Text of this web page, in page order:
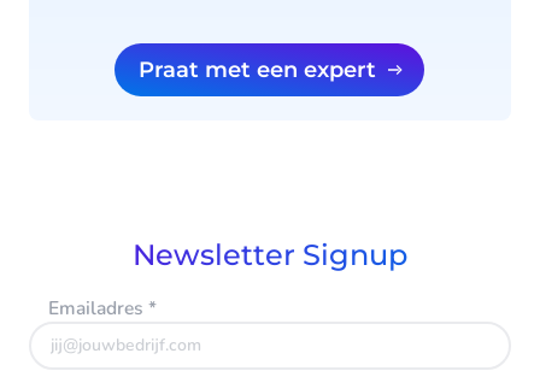
Praat met een expert
Newsletter Signup
Emailadres *